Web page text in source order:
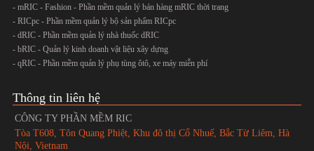
- mRIC - Fashion - Phần mềm quản lý bán hàng mRIC thời trang
- RICpc - Phần mềm quản lý bộ sản phẩm RICpc
- dRIC - Phần mềm quản lý nhà thuốc dRIC
- bRIC - Quản lý kinh doanh vật liệu xây dựng
- qRIC - Phần mềm quản lý phụ tùng ôtô, xe máy miễn phí
Thông tin liên hệ
CÔNG TY PHẦN MỀM RIC
Tòa T608, Tôn Quang Phiệt, Khu đô thị Cổ Nhuế, Bắc Từ Liêm, Hà
Nội, Vietnam